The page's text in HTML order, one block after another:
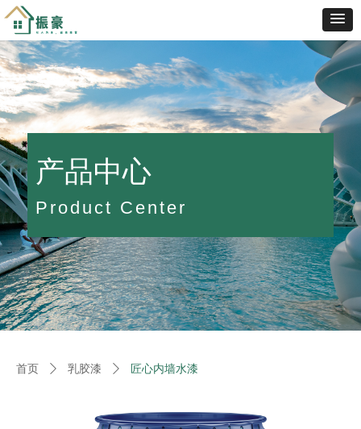
首页 ꄲ 乳胶漆 ꄲ 匠心内墙水漆
产品中心
Product Center